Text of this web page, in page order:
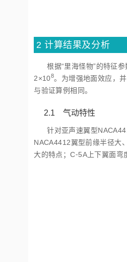
2 计算结果及分析
根据“里海怪物”的特征
2×108。为增强地面效应，
与验证算例相同。
2.1 气动特性
针对亚声速翼型
NACA4412翼型前缘半径大
大的特点；C⁃5A上下翼面弯